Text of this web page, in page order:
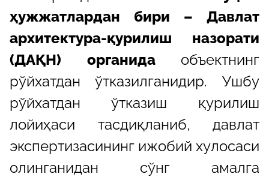
ҳужжатлардан бири – Давлат
архитектура-қурилиш назорати
(ДАҚН) органида объектнинг
рўйхатдан ўтказилганидир. Ушбу
рўйхатдан ўтказиш қурилиш
лойиҳаси тасдиқланиб, давлат
экспертизасининг ижобий хулосаси
олинганидан сўнг амалга